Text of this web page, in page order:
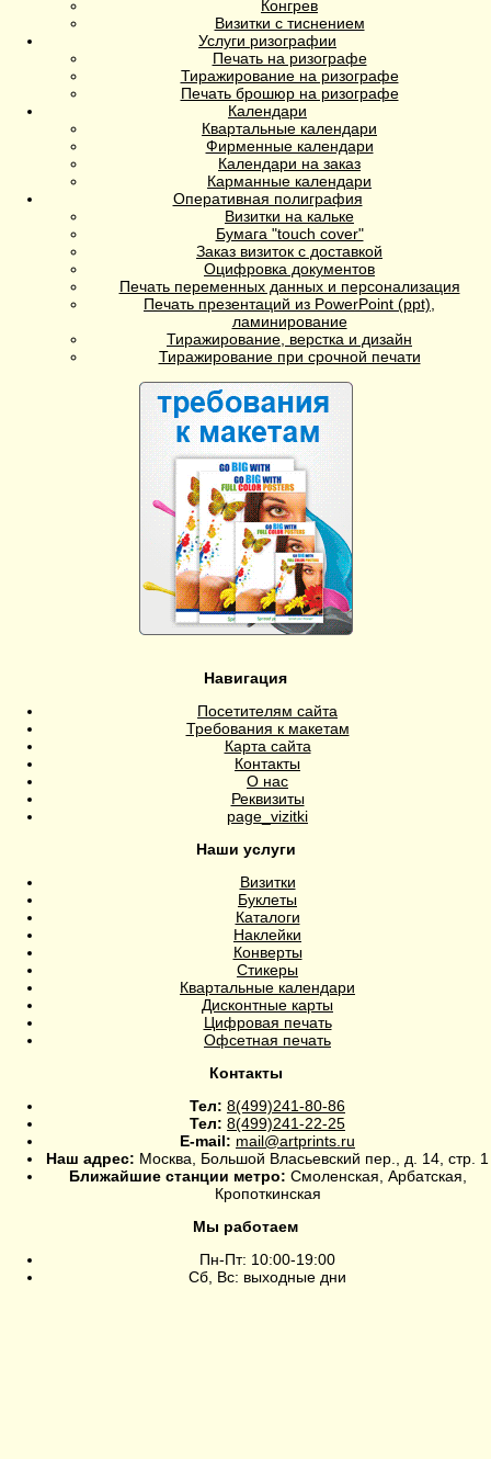
Конгрев
Визитки с тиснением
Услуги ризографии
Печать на ризографе
Тиражирование на ризографе
Печать брошюр на ризографе
Календари
Квартальные календари
Фирменные календари
Календари на заказ
Карманные календари
Оперативная полиграфия
Визитки на кальке
Бумага "touch cover"
Заказ визиток с доставкой
Оцифровка документов
Печать переменных данных и персонализация
Печать презентаций из PowerPoint (ppt),
ламинирование
Тиражирование, верстка и дизайн
Тиражирование при срочной печати
Навигация
Посетителям сайта
Требования к макетам
Карта сайта
Контакты
О нас
Реквизиты
page_vizitki
Наши услуги
Визитки
Буклеты
Каталоги
Наклейки
Конверты
Стикеры
Квартальные календари
Дисконтные карты
Цифровая печать
Офсетная печать
Контакты
Тел: 8(499)241-80-86
Тел: 8(499)241-22-25
E-mail: mail@artprints.ru
Наш адрес: Москва, Большой Власьевский пер., д. 14, стр. 1
Ближайшие станции метро: Смоленская, Арбатская,
Кропоткинская
Мы работаем
Пн-Пт: 10:00-19:00
Сб, Вс: выходные дни